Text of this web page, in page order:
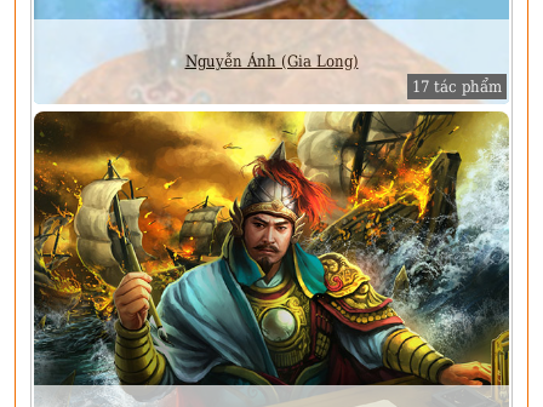
Nguyễn Ánh (Gia Long)
17 tác phẩm